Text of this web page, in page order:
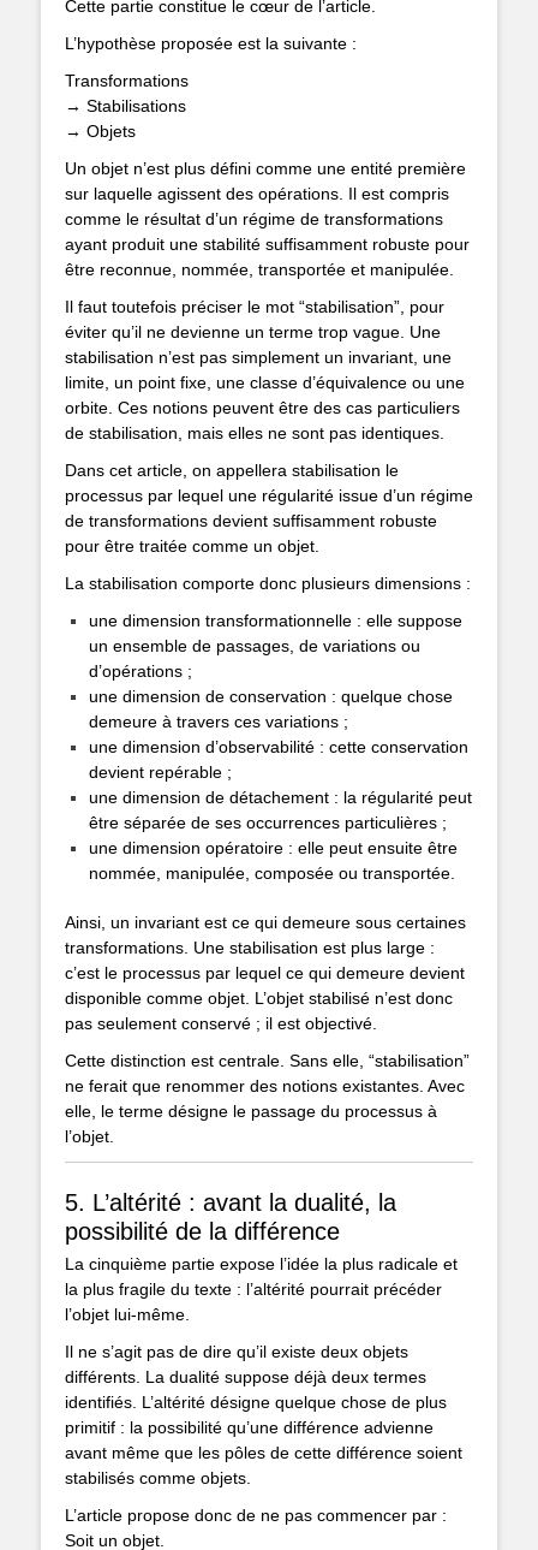
Cette partie constitue le cœur de l’article.
L’hypothèse proposée est la suivante :
Transformations
→ Stabilisations
→ Objets
Un objet n’est plus défini comme une entité première
sur laquelle agissent des opérations. Il est compris
comme le résultat d’un régime de transformations
ayant produit une stabilité suffisamment robuste pour
être reconnue, nommée, transportée et manipulée.
Il faut toutefois préciser le mot “stabilisation”, pour
éviter qu’il ne devienne un terme trop vague. Une
stabilisation n’est pas simplement un invariant, une
limite, un point fixe, une classe d’équivalence ou une
orbite. Ces notions peuvent être des cas particuliers
de stabilisation, mais elles ne sont pas identiques.
Dans cet article, on appellera stabilisation le
processus par lequel une régularité issue d’un régime
de transformations devient suffisamment robuste
pour être traitée comme un objet.
La stabilisation comporte donc plusieurs dimensions :
une dimension transformationnelle : elle suppose
un ensemble de passages, de variations ou
d’opérations ;
une dimension de conservation : quelque chose
demeure à travers ces variations ;
une dimension d’observabilité : cette conservation
devient repérable ;
une dimension de détachement : la régularité peut
être séparée de ses occurrences particulières ;
une dimension opératoire : elle peut ensuite être
nommée, manipulée, composée ou transportée.
Ainsi, un invariant est ce qui demeure sous certaines
transformations. Une stabilisation est plus large :
c’est le processus par lequel ce qui demeure devient
disponible comme objet. L’objet stabilisé n’est donc
pas seulement conservé ; il est objectivé.
Cette distinction est centrale. Sans elle, “stabilisation”
ne ferait que renommer des notions existantes. Avec
elle, le terme désigne le passage du processus à
l’objet.
5. L’altérité : avant la dualité, la
possibilité de la différence
La cinquième partie expose l’idée la plus radicale et
la plus fragile du texte : l’altérité pourrait précéder
l’objet lui-même.
Il ne s’agit pas de dire qu’il existe deux objets
différents. La dualité suppose déjà deux termes
identifiés. L’altérité désigne quelque chose de plus
primitif : la possibilité qu’une différence advienne
avant même que les pôles de cette différence soient
stabilisés comme objets.
L’article propose donc de ne pas commencer par :
Soit un objet.